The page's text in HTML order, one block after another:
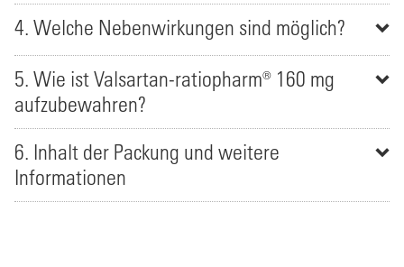
4. Welche Nebenwirkungen sind möglich?
5. Wie ist Valsartan-ratiopharm® 160 mg
aufzubewahren?
6. Inhalt der Packung und weitere
Informationen